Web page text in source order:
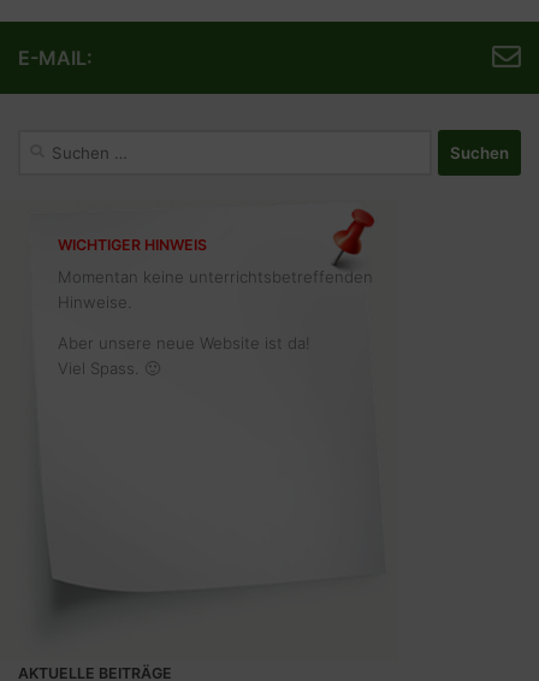
E-MAIL:
WICHTIGER HINWEIS
Momentan keine unterrichtsbetreffenden
Hinweise.
Aber unsere neue Website ist da!
Viel Spass. 🙂
AKTUELLE BEITRÄGE